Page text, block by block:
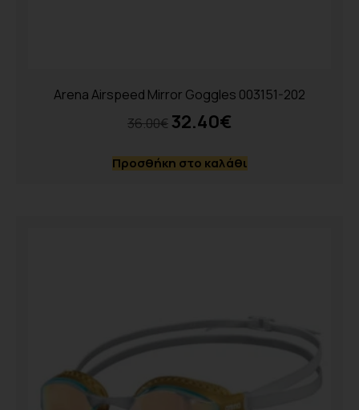
Arena Airspeed Mirror Goggles 003151-202
36.00€ 32.40€
Προσθήκη στο καλάθι